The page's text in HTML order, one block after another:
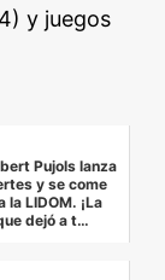
y juegos
Pujols lanza
y se come
la LIDOM. ¡La
dejó a t…